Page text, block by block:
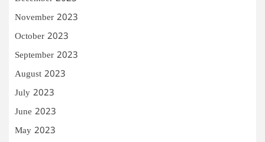
November 2023
October 2023
September 2023
August 2023
July 2023
June 2023
May 2023